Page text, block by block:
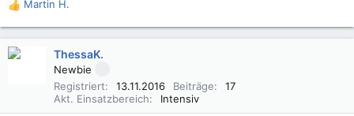
R
e
a
k
Martin H.
ThessaK.
Newbie
Registriert
13.11.2016 Beiträge
17
Akt. Einsatzbereich
Intensiv